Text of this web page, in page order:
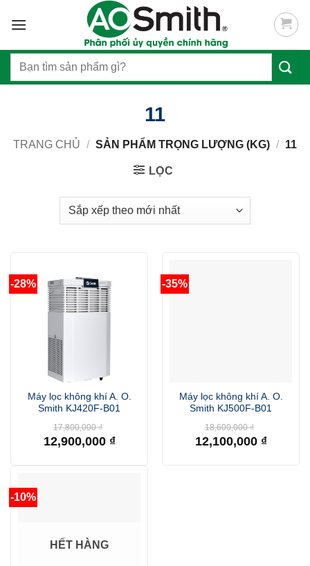
Tìm
11
TRANG CHỦ / SẢN PHẨM TRỌNG LƯỢNG (KG) / 11
LỌC
-28%
Máy lọc không khí A. O.
Smith KJ420F-B01
17,800,000₫
gốc
là:
12,900,000 ₫
Giá
-35%
Máy lọc không khí A. O.
Smith KJ500F-B01
18,600,000₫
gốc
là:
12,100,000 ₫
Giá
-10%
HẾT HÀNG